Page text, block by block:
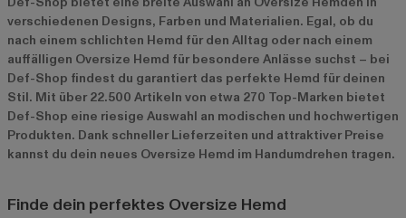
verschiedenen Designs, Farben und Materialien. Egal, ob du
nach einem schlichten Hemd für den Alltag oder nach einem
auffälligen Oversize Hemd für besondere Anlässe suchst – bei
Def-Shop findest du garantiert das perfekte Hemd für deinen
Stil. Mit über 22.500 Artikeln von etwa 270 Top-Marken bietet
Def-Shop eine riesige Auswahl an modischen und hochwertigen
Produkten. Dank schneller Lieferzeiten und attraktiver Preise
kannst du dein neues Oversize Hemd im Handumdrehen tragen.
Finde dein perfektes Oversize Hemd